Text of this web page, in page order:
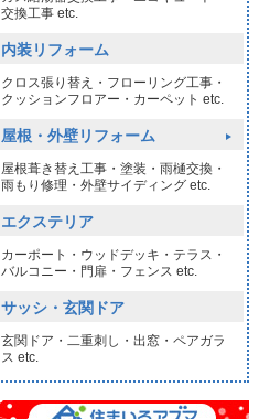
交換工事 etc.
内装リフォーム
クロス張り替え・フローリング工事・
クッションフロアー・カーペット etc.
屋根・外壁リフォーム
屋根葺き替え工事・塗装・雨樋交換・
雨もり修理・外壁サイディング etc.
エクステリア
カーポート・ウッドデッキ・テラス・
バルコニー・門扉・フェンス etc.
サッシ・玄関ドア
玄関ドア・二重刺し・出窓・ペアガラ
ス etc.